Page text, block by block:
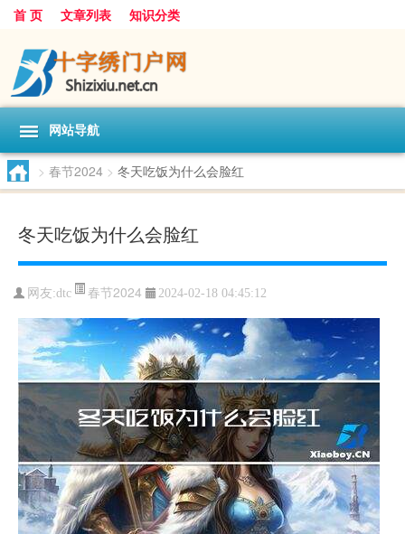
首 页 文章列表 知识分类
网站导航
> 春节2024 > 冬天吃饭为什么会脸红
冬天吃饭为什么会脸红
网友:dtc 春节2024 2024-02-18 04:45:12